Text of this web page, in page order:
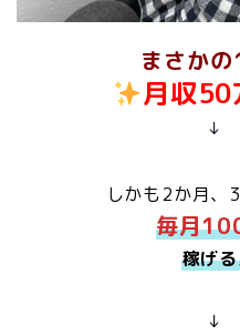
まさか
月収
↓
しかも2か月、
毎月
稼げ
↓